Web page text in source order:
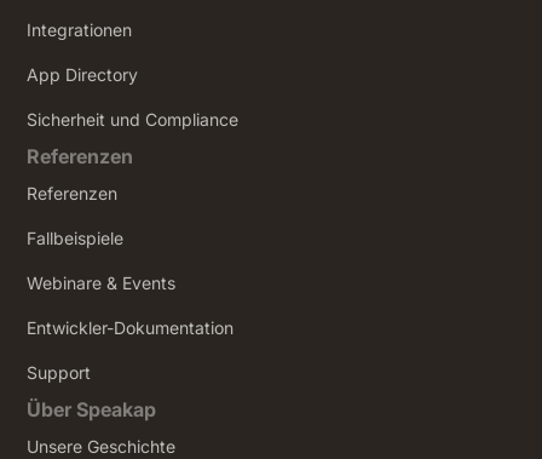
Integrationen
App Directory
Sicherheit und Compliance
Referenzen
Referenzen
Fallbeispiele
Webinare & Events
Entwickler-Dokumentation
Support
Über Speakap
Unsere Geschichte